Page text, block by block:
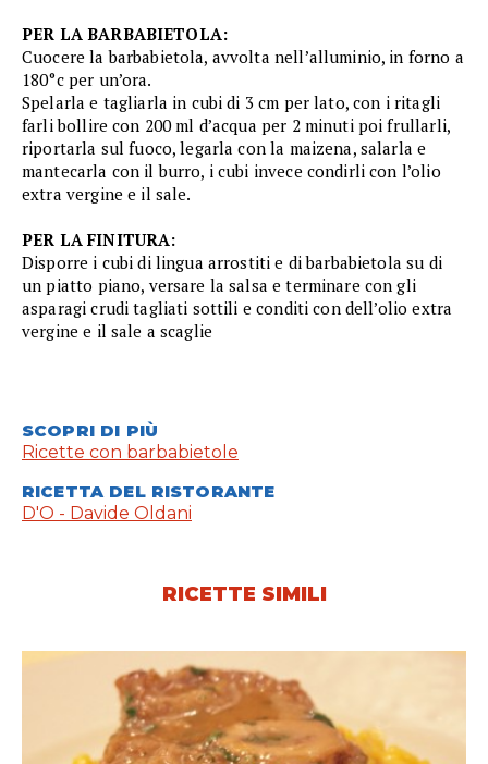
PER LA BARBABIETOLA:
Cuocere la barbabietola, avvolta nell’alluminio, in forno a
180°c per un’ora.
Spelarla e tagliarla in cubi di 3 cm per lato, con i ritagli
farli bollire con 200 ml d’acqua per 2 minuti poi frullarli,
riportarla sul fuoco, legarla con la maizena, salarla e
mantecarla con il burro, i cubi invece condirli con l’olio
extra vergine e il sale.
PER LA FINITURA:
Disporre i cubi di lingua arrostiti e di barbabietola su di
un piatto piano, versare la salsa e terminare con gli
asparagi crudi tagliati sottili e conditi con dell’olio extra
vergine e il sale a scaglie
SCOPRI DI PIÙ
Ricette con barbabietole
RICETTA DEL RISTORANTE
D'O - Davide Oldani
RICETTE SIMILI